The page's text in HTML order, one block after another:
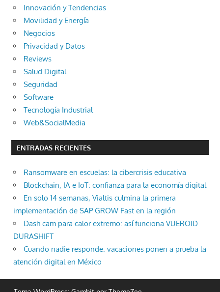
Innovación y Tendencias
Movilidad y Energía
Negocios
Privacidad y Datos
Reviews
Salud Digital
Seguridad
Software
Tecnología Industrial
Web&SocialMedia
ENTRADAS RECIENTES
Ransomware en escuelas: la cibercrisis educativa
Blockchain, IA e IoT: confianza para la economía digital
En solo 14 semanas, Vialtis culmina la primera
implementación de SAP GROW Fast en la región
Dash cam para calor extremo: así funciona VUEROID
DURASHIFT
Cuando nadie responde: vacaciones ponen a prueba la
atención digital en México